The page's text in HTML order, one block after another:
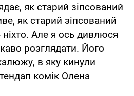
як старий зіпсований
як старий зіпсований
ніхто. Але я ось дивлюся
розглядати. Його
в яку кинули
комік Олена